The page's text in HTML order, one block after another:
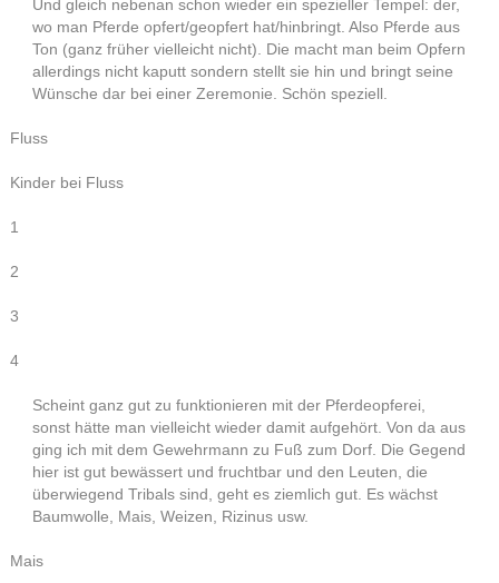
Und gleich nebenan schon wieder ein spezieller Tempel: der,
wo man Pferde opfert/geopfert hat/hinbringt. Also Pferde aus
Ton (ganz früher vielleicht nicht). Die macht man beim Opfern
allerdings nicht kaputt sondern stellt sie hin und bringt seine
Wünsche dar bei einer Zeremonie. Schön speziell.
Fluss
Kinder bei Fluss
1
2
3
4
Scheint ganz gut zu funktionieren mit der Pferdeopferei,
sonst hätte man vielleicht wieder damit aufgehört. Von da aus
ging ich mit dem Gewehrmann zu Fuß zum Dorf. Die Gegend
hier ist gut bewässert und fruchtbar und den Leuten, die
überwiegend Tribals sind, geht es ziemlich gut. Es wächst
Baumwolle, Mais, Weizen, Rizinus usw.
Mais